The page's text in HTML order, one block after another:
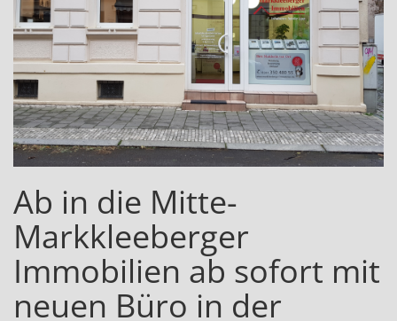
Ab in die Mitte-
Markkleeberger
Immobilien ab sofort mit
neuen Büro in der